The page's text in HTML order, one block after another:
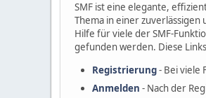
SMF ist eine elegante,
Thema in einer
Hilfe für viele der SMF-
gefunden werden. Diese
Registrierung- Bei viele
Anmelden - Nach der